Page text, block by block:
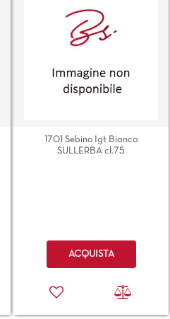
1701 Sebino Igt Bianco
SULLERBA cl.75
Quantità
ACQUISTA